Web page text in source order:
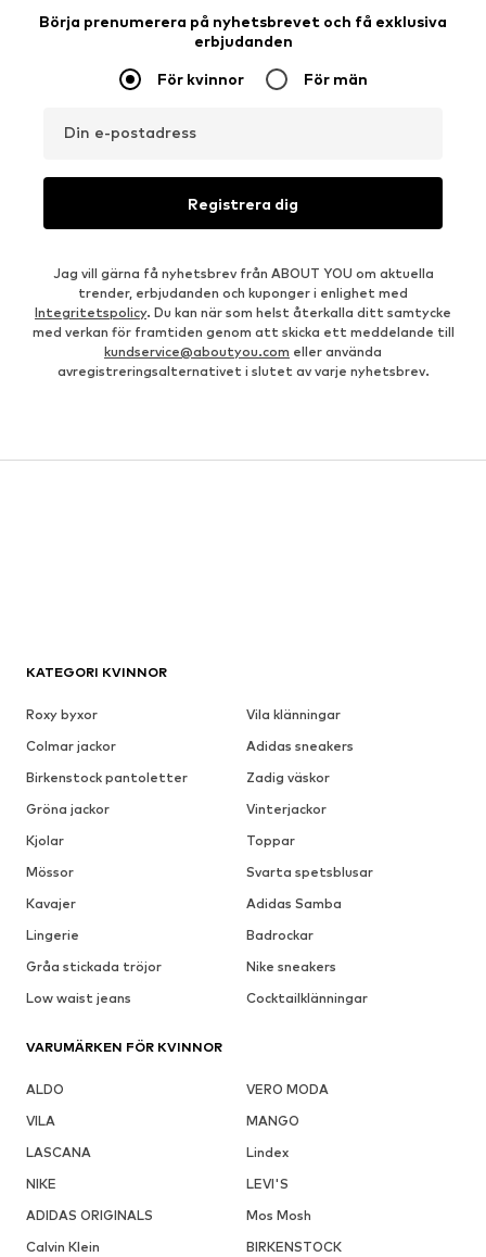
Börja prenumerera på nyhetsbrevet och få exklusiva
erbjudanden
För kvinnor För män
Din e-postadress
Registrera dig
Jag vill gärna få nyhetsbrev från ABOUT YOU om aktuella
trender, erbjudanden och kuponger i enlighet med
Integritetspolicy. Du kan när som helst återkalla ditt samtycke
med verkan för framtiden genom att skicka ett meddelande till
kundservice@aboutyou.com eller använda
avregistreringsalternativet i slutet av varje nyhetsbrev.
KATEGORI KVINNOR
Roxy byxor
Vila klänningar
Colmar jackor
Adidas sneakers
Birkenstock pantoletter
Zadig väskor
Gröna jackor
Vinterjackor
Kjolar
Toppar
Mössor
Svarta spetsblusar
Kavajer
Adidas Samba
Lingerie
Badrockar
Gråa stickada tröjor
Nike sneakers
Low waist jeans
Cocktailklänningar
VARUMÄRKEN FÖR KVINNOR
ALDO
VERO MODA
VILA
MANGO
LASCANA
Lindex
NIKE
LEVI'S
ADIDAS ORIGINALS
Mos Mosh
Calvin Klein
BIRKENSTOCK